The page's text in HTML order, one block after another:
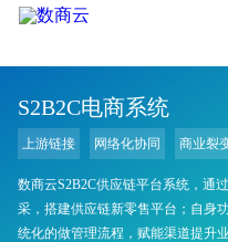
S2B2C电商系统
上游链接 网络化协同 商业裂
数商云S2B2C供应链平台系统，通
采，搭建供应链新零售平台；自身
统化的做管理流程，赋能渠道提升